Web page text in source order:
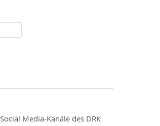
Social Media-Kanäle des DRK